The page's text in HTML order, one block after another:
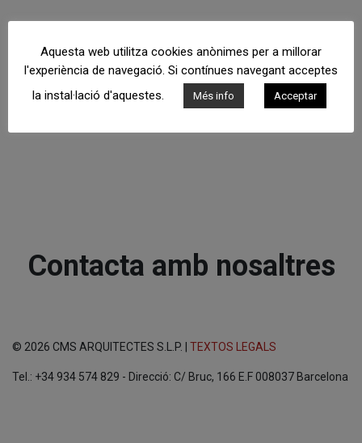
Contacta amb nosaltres
© 2026 CMS ARQUITECTES S.L.P. | TEXTOS LEGALS
Tel.: +34 934 574 829 - Direcció: C/ Bruc, 166 E.F 008037 Barcelona
Aquesta web utilitza cookies anònimes per a millorar
l'experiència de navegació. Si contínues navegant acceptes
la instal·lació d'aquestes.
Més info Acceptar